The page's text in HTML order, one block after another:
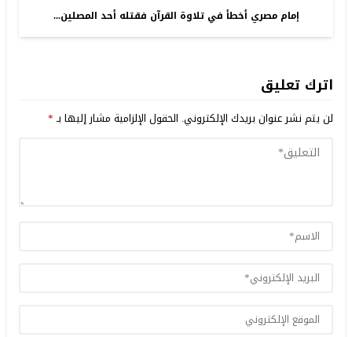
إمام مصري أخطأ في تلاوة القرآن فقتله أحد المصلين...
اترك تعليق
لن يتم نشر عنوان بريدك الإلكتروني. الحقول الإلزامية مشار إليها بـ*